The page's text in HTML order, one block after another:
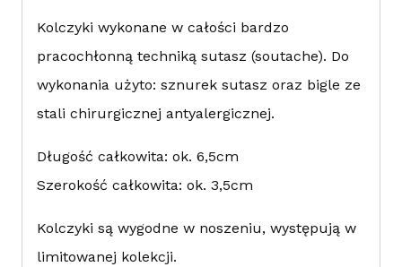
Kolczyki wykonane w całości bardzo
pracochłonną techniką sutasz (soutache). Do
wykonania użyto: sznurek sutasz oraz bigle ze
stali chirurgicznej antyalergicznej.
Długość całkowita: ok. 6,5cm
Szerokość całkowita: ok. 3,5cm
Kolczyki są wygodne w noszeniu, występują w
limitowanej kolekcji.